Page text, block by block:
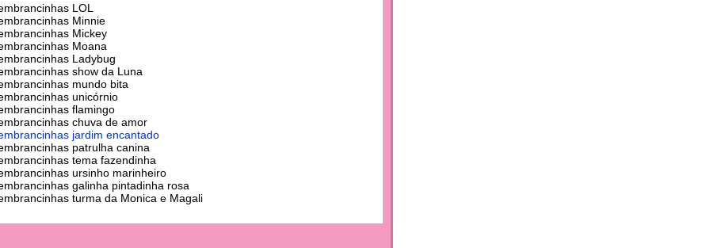
LOL
Minnie
Mickey
Moana
Ladybug
show da Luna
mundo bita
unicórnio
flamingo
chuva de amor
jardim encantado
patrulha canina
tema fazendinha
ursinho marinheiro
galinha pintadinha rosa
turma da Monica e Magali